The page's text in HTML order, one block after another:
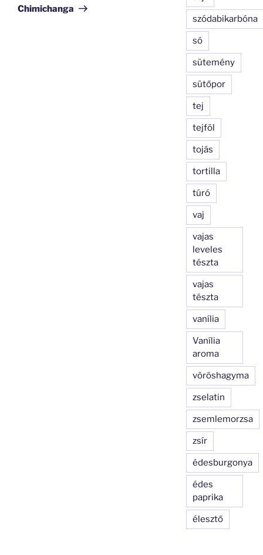
bejegyzés
Chimichanga
szódabikarbóna
só
sütemény
sütőpor
tej
tejföl
tojás
tortilla
túró
vaj
vajas
leveles
tészta
vajas
tészta
vanília
Vanília
aroma
vöröshagyma
zselatin
zsemlemorzsa
zsír
édesburgonya
édes
paprika
élesztő